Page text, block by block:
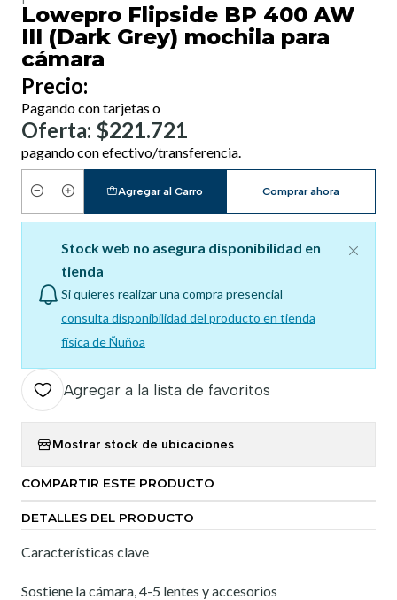
Lowepro Flipside BP 400 AW
III (Dark Grey) mochila para
cámara
Precio:
Pagando con tarjetas o
Oferta: $221.721
pagando con efectivo/transferencia.
Cantidad
Agregar al Carro Comprar ahora
Stock web no asegura disponibilidad en
tienda
Si quieres realizar una compra presencial
consulta disponibilidad del producto en tienda
física de Ñuñoa
Agregar a la lista de favoritos
Mostrar stock de ubicaciones
COMPARTIR ESTE PRODUCTO
DETALLES DEL PRODUCTO
Características clave
Sostiene la cámara, 4-5 lentes y accesorios